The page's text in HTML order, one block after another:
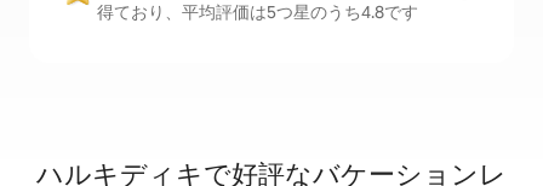
得ており、平均評価は5つ星のうち4.8です
ハルキディキで好評なバケーションレ